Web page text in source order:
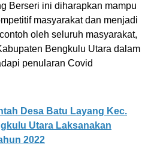
Berseri ini diharapkan mampu
masyarakat dan menjadi
oleh seluruh masyarakat,
Bengkulu Utara dalam
penularan Covid
Desa Batu Layang Kec.
Utara Laksanakan
2022